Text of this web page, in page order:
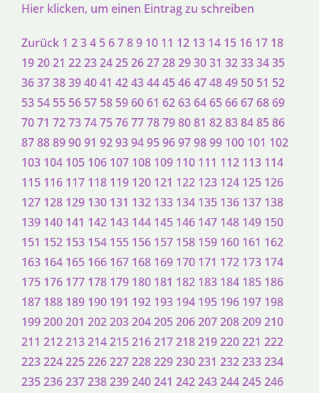
Hier klicken, um einen Eintrag zu schreiben
Zurück 1 234 56789 10 11 12 13 14 15 16 17 18
192021 22232425262728293031 32333435
363738394041 4243444546474849 50 51 52
53 54 55 56 57 58 596061 6263646566676869
7071 72737475767778798081 8283848586
8788899091 9293949596979899 100 101 102
103 104 105 106 107 108 109 110 111 112 113 114
115 116 117 118 119 120 121 122 123 124 125 126
127 128 129 130 131 132 133 134 135 136 137 138
139 140 141 142 143 144 145 146 147 148 149 150
151 152 153 154 155 156 157 158 159 160 161 162
163 164 165 166 167 168 169 170 171 172 173 174
175 176 177 178 179 180 181 182 183 184 185 186
187 188 189 190 191 192 193 194 195 196 197 198
199200201 202203204205206207208209210
211 212213214215216217218219220221 222
223224225226227228229230231 232233234
235236237238239240241 242243244245246